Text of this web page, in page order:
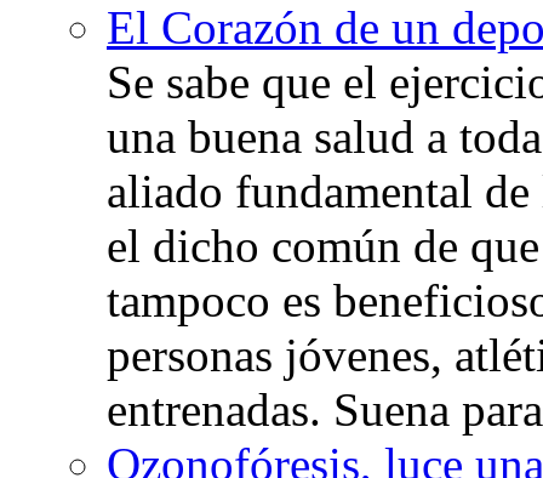
El Corazón de un
Se sabe que el
una buena salud a
aliado fundamental
el dicho común de
tampoco es
personas jóvenes,
entrenadas. Suena
Ozonofóresis, luce